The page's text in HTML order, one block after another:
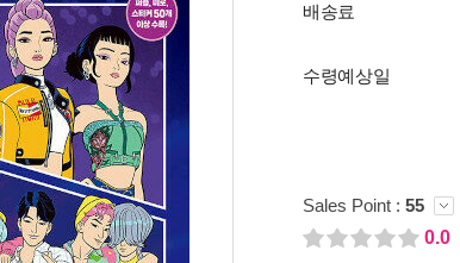
배송료
수령예상일
Sales Point : 55
0.0